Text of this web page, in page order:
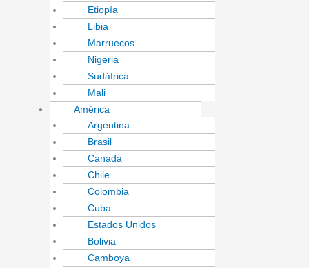
Etiopía
Libia
Marruecos
Nigeria
Sudáfrica
Mali
América
Argentina
Brasil
Canadá
Chile
Colombia
Cuba
Estados Unidos
Bolivia
Camboya